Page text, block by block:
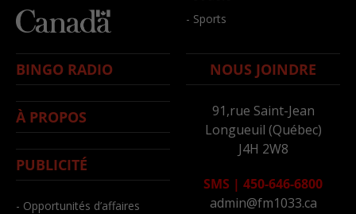
- Sports
BINGO RADIO
À PROPOS
PUBLICITÉ
- Opportunités d’affaires
NOUS JOINDRE
91,rue Saint-Jean
Longueuil (Québec)
J4H 2W8
SMS | 450-646-6800
admin@fm1033.ca